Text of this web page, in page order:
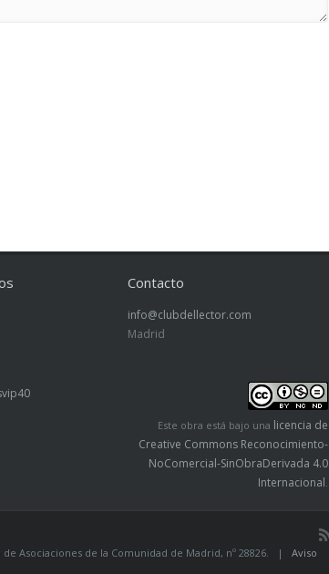
Contacto
info@clubdellector.com
Madrid
Este obra está bajo una licencia de
Creative Commons Reconocimiento-
NoComercial-SinObraDerivada 4.0
Internacional
Asociaciones de la Comunidad de Madrid, nº 28826. | Aviso